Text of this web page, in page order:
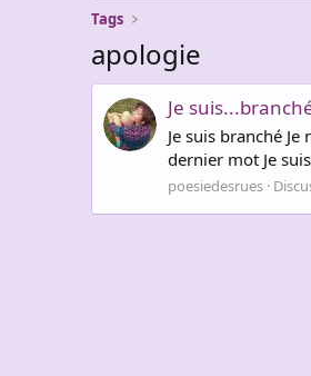
Tags
apologie
Je
Je suis branché
dernier mot Je
poesiedesrues